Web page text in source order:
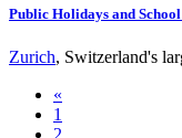
Public Holidays and
Zurich, Switzerland's
«
1